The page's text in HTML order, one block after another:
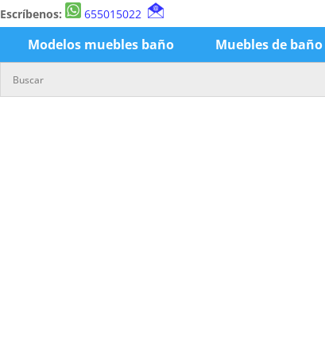
Escríbenos:
655015022
Modelos muebles baño Muebles de baño